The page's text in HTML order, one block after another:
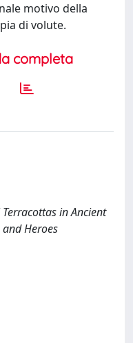
motivo della
di volute.
completa
in Ancient
Heroes